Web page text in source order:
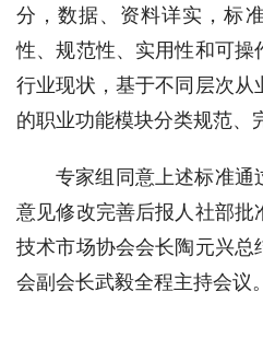
分，数据、资料详实，标
性、规范性、实用性和可操
行业现状，基于不同层次从
的职业功能模块分类规范、
专家组同意上述标准通
意见修改完善后报人社部批
技术市场协会会长陶元兴
会副会长武毅全程主持会议。